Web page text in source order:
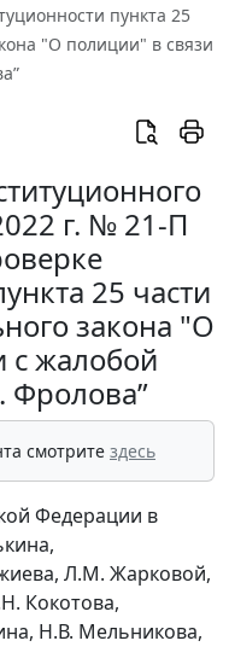
пункта 25
"О полиции" в связи
г. № 21-П
25 части
закона "О
с жалобой
Фролова”
смотрите здесь
Федерации в
Л.М. Жарковой,
Кокотова,
Н.В. Мельникова,